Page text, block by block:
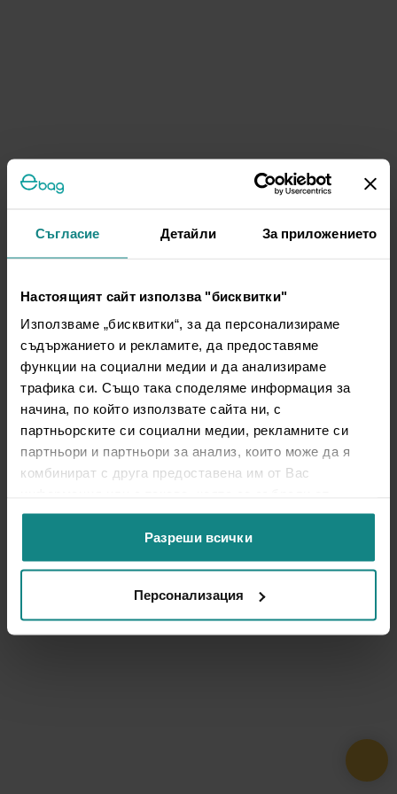
Съгласие Детайли За приложението
Настоящият сайт използва "бисквитки"
Използваме „бисквитки“, за да персонализираме
съдържанието и рекламите, да предоставяме
функции на социални медии и да анализираме
трафика си. Също така споделяме информация за
начина, по който използвате сайта ни, с
партньорските си социални медии, рекламните си
партньори и партньори за анализ, които може да я
комбинират с друга предоставена им от Вас
ползването от Ваша страна на услугите им.
Разреши всички
Персонализация